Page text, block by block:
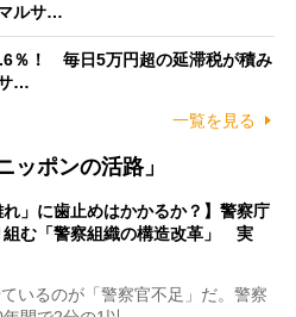
ルサ…
％！ 毎日5万円超の延滞税が積み
…
一覧を見る
ッポンの活路」
れ」に歯止めはかかるか？】警察庁
組む「警察組織の構造改革」 実
いるのが「警察官不足」だ。警察